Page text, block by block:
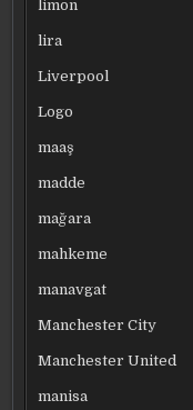
limon
lira
Liverpool
Logo
maaş
madde
mağara
mahkeme
manavgat
Manchester City
Manchester United
manisa